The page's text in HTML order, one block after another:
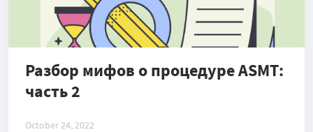
Разбор мифов о процедуре ASMT:
часть 2
October 24, 2022